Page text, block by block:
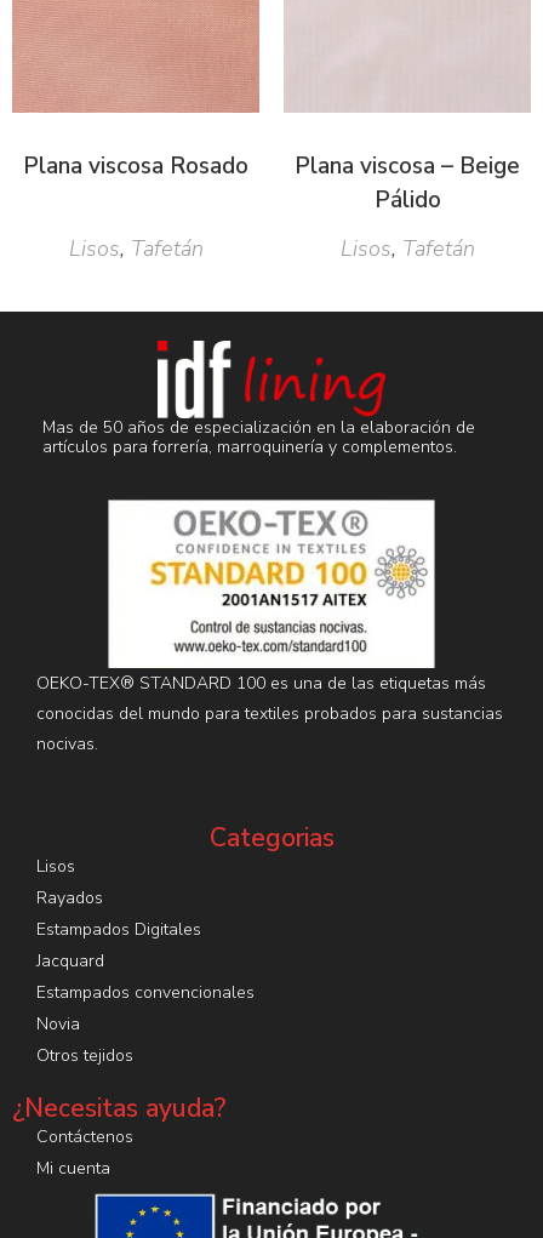
Plana viscosa Rosado
Lisos, Tafetán
Plana viscosa – Beige
Pálido
Lisos, Tafetán
Mas de 50 años de especialización en la elaboración de
artículos para forrería, marroquinería y complementos.
OEKO-TEX® STANDARD 100 es una de las etiquetas más
conocidas del mundo para textiles probados para sustancias
nocivas.
Categorias
Lisos
Rayados
Estampados Digitales
Jacquard
Estampados convencionales
Novia
Otros tejidos
¿Necesitas ayuda?
Contáctenos
Mi cuenta